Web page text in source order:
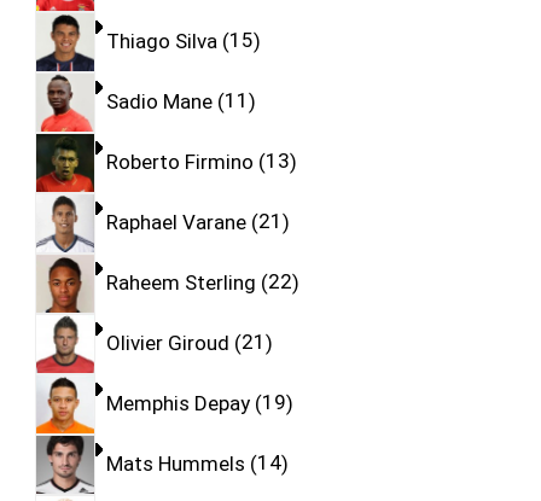
Thiago Silva 15
Sadio Mane 11
Roberto Firmino 13
Raphael Varane 21
Raheem Sterling 22
Olivier Giroud 21
Memphis Depay 19
Mats Hummels 14